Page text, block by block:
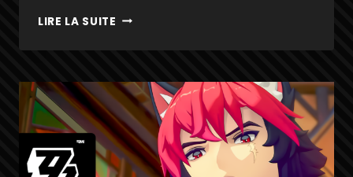
LIRE LA SUITE LUCIA